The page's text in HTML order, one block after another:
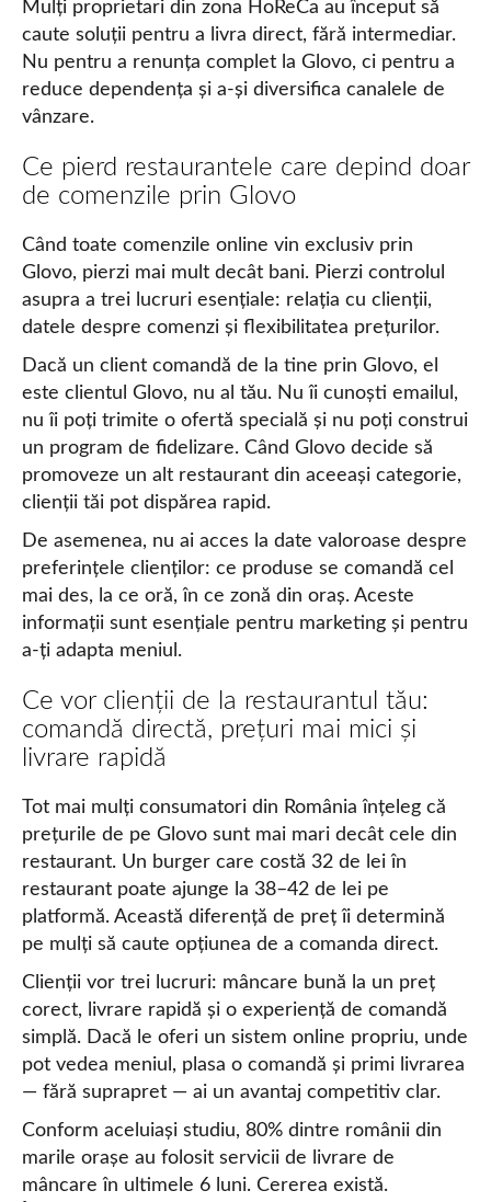
Mulți proprietari din zona HoReCa au început să
caute soluții pentru a livra direct, fără intermediar.
Nu pentru a renunța complet la Glovo, ci pentru a
reduce dependența și a-și diversifica canalele de
vânzare.
Ce pierd restaurantele care depind doar
de comenzile prin Glovo
Când toate comenzile online vin exclusiv prin
Glovo, pierzi mai mult decât bani. Pierzi controlul
asupra a trei lucruri esențiale: relația cu clienții,
datele despre comenzi și flexibilitatea prețurilor.
Dacă un client comandă de la tine prin Glovo, el
este clientul Glovo, nu al tău. Nu îi cunoști emailul,
nu îi poți trimite o ofertă specială și nu poți construi
un program de fidelizare. Când Glovo decide să
promoveze un alt restaurant din aceeași categorie,
clienții tăi pot dispărea rapid.
De asemenea, nu ai acces la date valoroase despre
preferințele clienților: ce produse se comandă cel
mai des, la ce oră, în ce zonă din oraș. Aceste
informații sunt esențiale pentru marketing și pentru
a-ți adapta meniul.
Ce vor clienții de la restaurantul tău:
comandă directă, prețuri mai mici și
livrare rapidă
Tot mai mulți consumatori din România înțeleg că
prețurile de pe Glovo sunt mai mari decât cele din
restaurant. Un burger care costă 32 de lei în
restaurant poate ajunge la 38–42 de lei pe
platformă. Această diferență de preț îi determină
pe mulți să caute opțiunea de a comanda direct.
Clienții vor trei lucruri: mâncare bună la un preț
corect, livrare rapidă și o experiență de comandă
simplă. Dacă le oferi un sistem online propriu, unde
pot vedea meniul, plasa o comandă și primi livrarea
— fără suprapret — ai un avantaj competitiv clar.
Conform aceluiași studiu, 80% dintre românii din
marile orașe au folosit servicii de livrare de
mâncare în ultimele 6 luni. Cererea există.